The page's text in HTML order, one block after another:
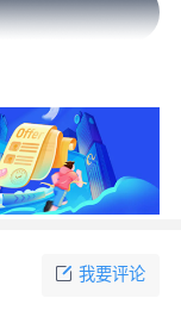
我要评论